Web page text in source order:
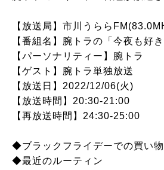
【放送局】市川うらら
【番組名】腕トラの「今夜も好
【パーソナリティー】腕トラ
【ゲスト】腕トラ単独放送
【放送日】2022/12/06(火)
【放送時間】20:30-21:00
【再放送時間】24:30-25:00
◆ブラックフライデーでの買い物
◆最近のルーティン